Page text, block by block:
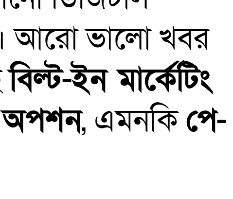
আরো ভালো খবর
বিল্ট-ইন মার্কেটিং
অপশন, এমনকিপে-